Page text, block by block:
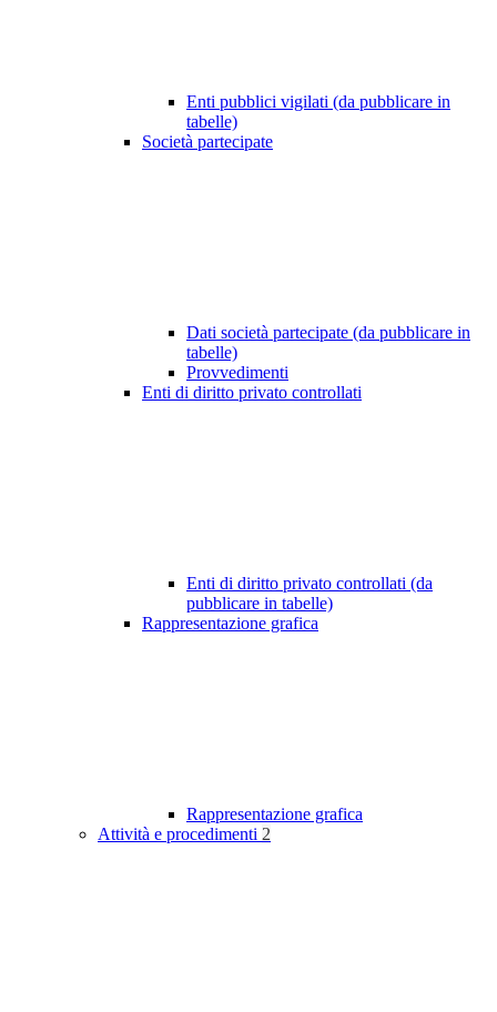
Enti pubblici vigilati (da pubblicare in
tabelle)
Società partecipate
Dati società partecipate (da pubblicare in
tabelle)
Provvedimenti
Enti di diritto privato controllati
Enti di diritto privato controllati (da
pubblicare in tabelle)
Rappresentazione grafica
Rappresentazione grafica
Attività e procedimenti 2